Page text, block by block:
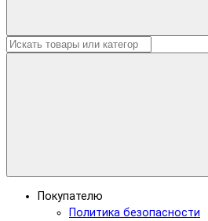
Покупателю
Политика безопасности